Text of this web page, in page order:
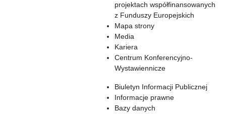
projektach współfinansowanych
z Funduszy Europejskich
Mapa strony
Media
Kariera
Centrum Konferencyjno-
Wystawiennicze
Biuletyn Informacji Publicznej
Informacje prawne
Bazy danych